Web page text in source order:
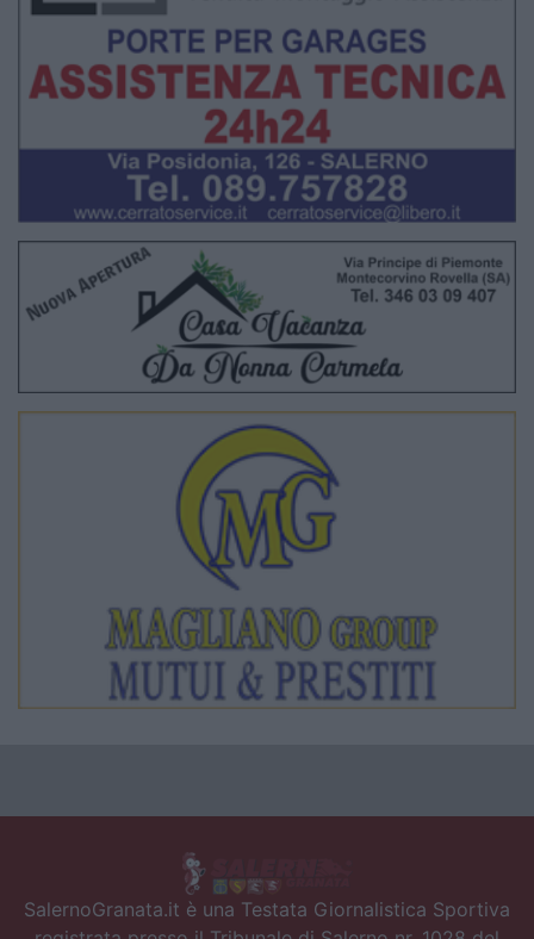
SalernoGranata.it è una Testata Giornalistica Sportiva